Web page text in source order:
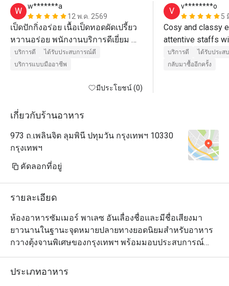
W
w*******a
12 พ.ค. 2569
เป็ดปักกิ่งอร่อย เนื้อเป็ดทอดผัดเปรี้ยว
หวานอร่อย พนักงานบริการดีเยี่ยม
บริการดี
ได้รับประสบการณ์ดี
บริการแบบมืออาชีพ
มีประโยชน์ (0)
V
v********o
5
Cosy and classy
attentive staffs
and clear
skin. Delicious
บริการดี
ได้รับประส
กลับมาซื้ออีกครั้ง
เกี่ยวกับร้านอาหาร
973 ถ.เพลินจิต ลุมพินี ปทุมวัน กรุงเทพฯ 10330
กรุงเทพฯ
คัดลอกที่อยู่
รายละเอียด
ห้องอาหารซัมเมอร์ พาเลซ อันเลื่องชื่อและมีชื่อเสียงมา
ยาวนานในฐานะจุดหมายปลายทางยอดนิยมสำหรับอาหาร
กวางตุ้งจานพิเศษของกรุงเทพฯ พร้อมมอบประสบการณ์
ติ่มซำทำมือสุดคลาสสิก ห้องอาหารแห่งนี้มีพื้นที่รับประทาน
อาหารแบบเปิดโล่งที่หรูหราและหรูหรา พร้อมด้วยห้องรับ
ประเภทอาหาร